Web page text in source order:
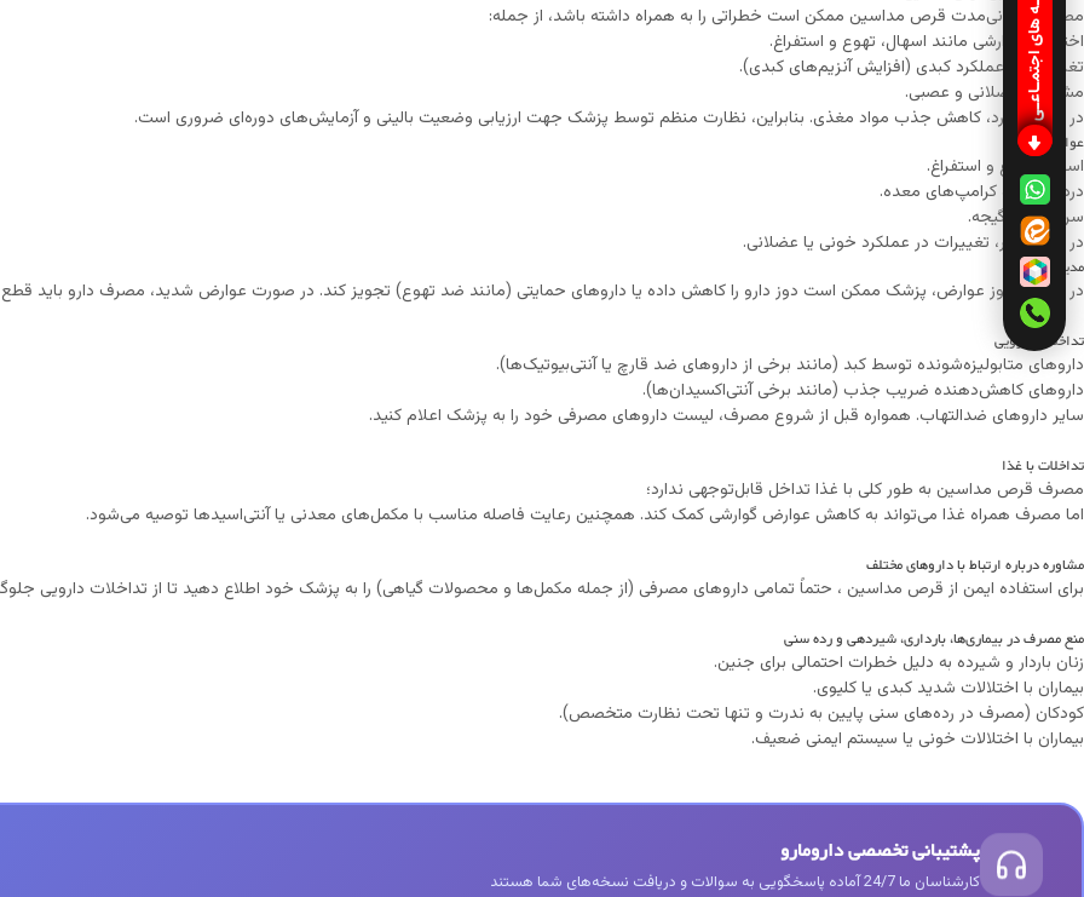
مصرف طولانی‌مدت قرص مداسین ممکن است خطراتی را به همراه داشته باشد، از جمله:
اختلالات گوارشی مانند اسهال، تهوع و استفراغ.
تغییرات در عملکرد کبدی (افزایش آنزیم‌های کبدی).
مشکلات عضلانی و عصبی.
در برخی موارد، کاهش جذب مواد مغذی. بنابراین، نظارت منظم توسط پزشک جهت ارزیابی وضعیت بالینی و آزمایش‌های دوره‌ای ضروری است.
عوارض:
اسهال، تهوع و استفراغ.
درد شکمی و کرامپ‌های معده.
سردرد و سرگیجه.
در موارد نادر، تغییرات در عملکرد خونی یا عضلانی.
مدیریت:
در صورت بروز عوارض، پزشک ممکن است دوز دارو را کاهش داده یا داروهای حمایتی (مانند ضد تهوع) تجویز کند. در صورت عوارض شدید، مصرف دارو باید قطع
تداخلات دارویی
داروهای متابولیزه‌شونده توسط کبد (مانند برخی از داروهای ضد قارچ یا آنتی‌بیوتیک‌ها).
داروهای کاهش‌دهنده ضریب جذب (مانند برخی آنتی‌اکسیدان‌ها).
سایر داروهای ضدالتهاب. همواره قبل از شروع مصرف، لیست داروهای مصرفی خود را به پزشک اعلام کنید.
تداخلات با غذا
مصرف قرص مداسین به طور کلی با غذا تداخل قابل‌توجهی ندارد؛
اما مصرف همراه غذا می‌تواند به کاهش عوارض گوارشی کمک کند. همچنین رعایت فاصله مناسب با مکمل‌های معدنی یا آنتی‌اسیدها توصیه می‌شود.
مشاوره درباره ارتباط با داروهای مختلف
برای استفاده ایمن از قرص مداسین ، حتماً تمامی داروهای مصرفی (از جمله مکمل‌ها و محصولات گیاهی) را به پزشک خود اطلاع دهید تا از تداخلات دارویی
منع مصرف در بیماری‌ها، بارداری، شیردهی و رده سنی
زنان باردار و شیرده به دلیل خطرات احتمالی برای جنین.
بیماران با اختلالات شدید کبدی یا کلیوی.
کودکان (مصرف در رده‌های سنی پایین به ندرت و تنها تحت نظارت متخصص).
بیماران با اختلالات خونی یا سیستم ایمنی ضعیف.
پشتیبانی تخصصی دارومارو
کارشناسان ما 24/7 آماده پاسخگویی به سوالات و دریافت نسخه‌های شما هستند
شبکـه های اجتمـاعـی